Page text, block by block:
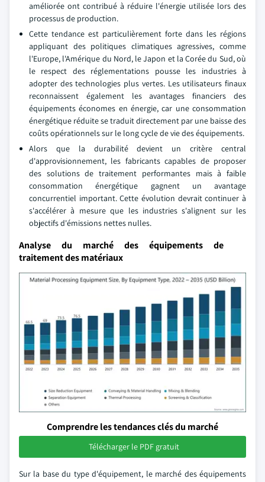
améliorée ont contribué à réduire l'énergie utilisée lors des
processus de production.
Cette tendance est particulièrement forte dans les régions
appliquant des politiques climatiques agressives, comme
l'Europe, l'Amérique du Nord, le Japon et la Corée du Sud, où
le respect des réglementations pousse les industries à
adopter des technologies plus vertes. Les utilisateurs finaux
reconnaissent également les avantages financiers des
équipements économes en énergie, car une consommation
énergétique réduite se traduit directement par une baisse des
coûts opérationnels sur le long cycle de vie des équipements.
Alors que la durabilité devient un critère central
d'approvisionnement, les fabricants capables de proposer
des solutions de traitement performantes mais à faible
consommation énergétique gagnent un avantage
concurrentiel important. Cette évolution devrait continuer à
s'accélérer à mesure que les industries s'alignent sur les
objectifs d'émissions nettes nulles.
Analyse du marché des équipements de
traitement des matériaux
Comprendre les tendances clés du marché
Télécharger le PDF gratuit
Sur la base du type d'équipement, le marché des équipements